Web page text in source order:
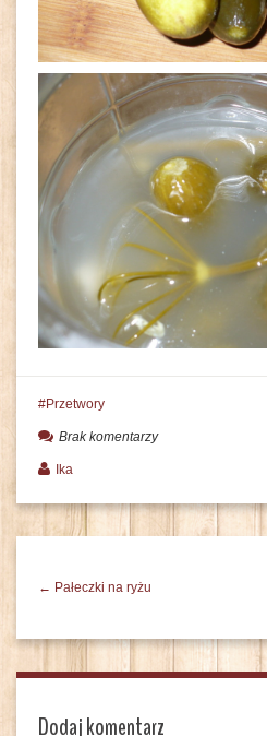
Przetwory
Brak komentarzy
Ika
← Pałeczki na ryżu
Dodaj komentarz